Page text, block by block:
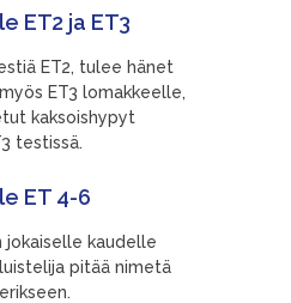
ET2 ja ET3
ET2, tulee hänet
ET3 lomakkeelle,
kaksoishypyt
testissä.
ET 4-6
kaudelle
pitää nimetä